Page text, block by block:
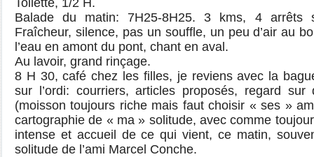
Toilette, 1/2 H.
Balade du matin: 7H25-8H25. 3 kms, 4 arrêts
Fraîcheur, silence, pas un souffle, un peu d’air au
l’eau en amont du pont, chant en aval.
Au lavoir, grand rinçage.
8 H 30, café chez les filles, je reviens avec la
sur l’ordi: courriers, articles proposés, regard sur
(moisson toujours riche mais faut choisir « ses »
cartographie de « ma » solitude, avec comme
intense et accueil de ce qui vient, ce matin,
solitude de l’ami Marcel Conche.